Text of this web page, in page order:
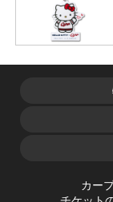
カー